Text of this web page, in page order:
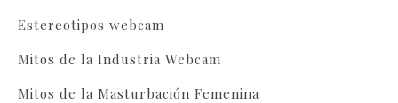
Estereotipos webcam
Mitos de la Industria Webcam
Mitos de la Masturbación Femenina